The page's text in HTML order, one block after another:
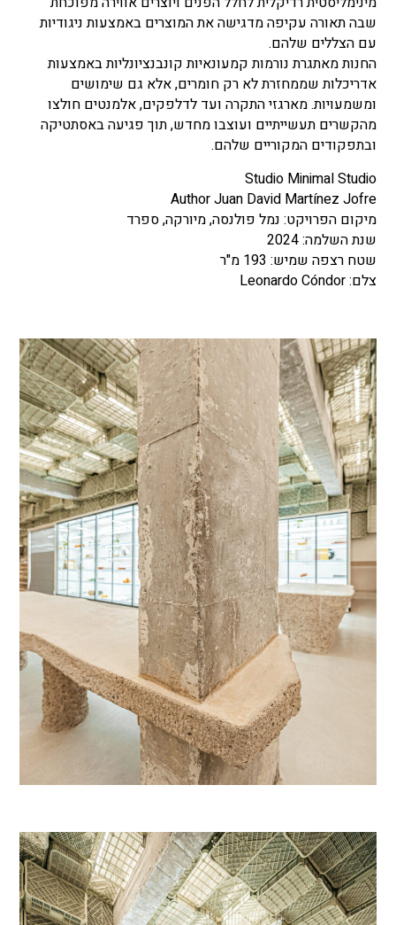
שבה תאורה עקיפה מדגישה את המוצרים באמצעות ניגודיות
עם הצללים שלהם.
החנות מאתגרת נורמות קמעונאיות קונבנציונליות באמצעות
אדריכלות שממחזרת לא רק חומרים, אלא גם שימושים
ומשמעויות. מארגזי התקרה ועד לדלפקים, אלמנטים חולצו
מהקשרים תעשייתיים ועוצבו מחדש, תוך פגיעה באסתטיקה
ובתפקודים המקוריים שלהם.
Studio Minimal Studio
Author Juan David Martínez Jofre
מיקום הפרויקט: נמל פולנסה, מיורקה,ספרד
שנת השלמה: 2024
שטח רצפה שמיש: 193 מ"ר
צלם: Leonardo Cóndor